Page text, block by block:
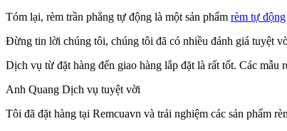
Tóm lại, rèm trần phẳng tự động là một sản phẩm rèm tự động
Đừng tin lời chúng tôi, chúng tôi đã có nhiều đánh giá tuyệt
Dịch vụ từ đặt hàng đến giao hàng lắp đặt là rất tốt. Các mẫu
Anh Quang Dịch vụ tuyệt vời
Tôi đã đặt hàng tại Remcuavn và trải nghiệm các sản phẩm